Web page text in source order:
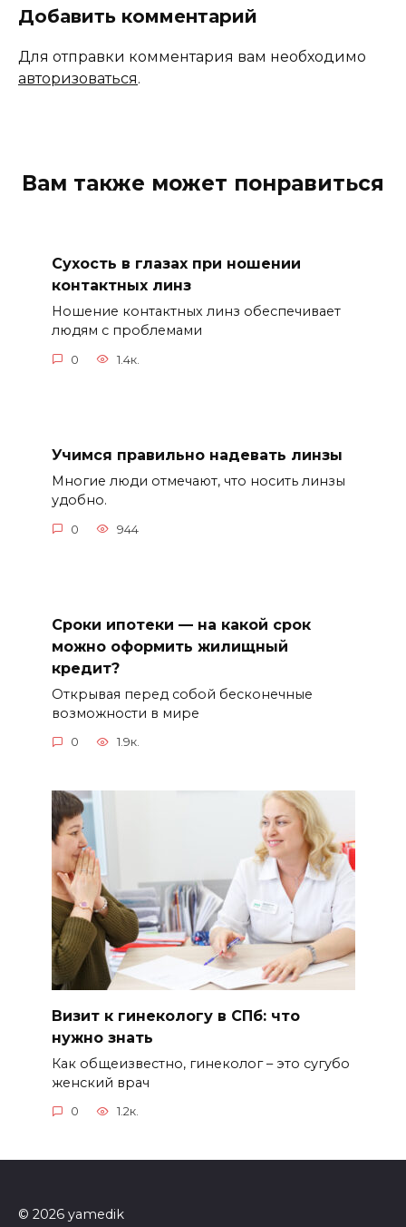
Добавить комментарий
Для отправки комментария вам необходимо
авторизоваться.
Вам также может понравиться
Сухость в глазах при ношении
контактных линз
Ношение контактных линз обеспечивает
людям с проблемами
0 1.4к.
Учимся правильно надевать линзы
Многие люди отмечают, что носить линзы
удобно.
0 944
Сроки ипотеки — на какой срок
можно оформить жилищный
кредит?
Открывая перед собой бесконечные
возможности в мире
0 1.9к.
Визит к гинекологу в СПб: что
нужно знать
Как общеизвестно, гинеколог – это сугубо
женский врач
0 1.2к.
© 2026 yamedik